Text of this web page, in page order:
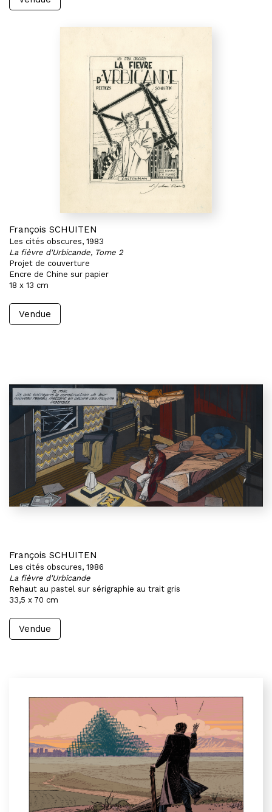
François SCHUITEN
Les cités obscures, 1983
La fièvre d'Urbicande, Tome 2
Projet de couverture
Encre de Chine sur papier
18 x 13 cm
Vendue
François SCHUITEN
Les cités obscures, 1986
La fièvre d'Urbicande
Rehaut au pastel sur sérigraphie au trait gris
33,5 x 70 cm
Vendue